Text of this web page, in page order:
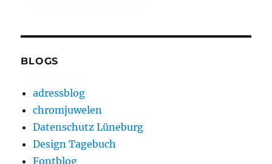
BLOGS
adressblog
chromjuwelen
Datenschutz Lüneburg
Design Tagebuch
Fontblog